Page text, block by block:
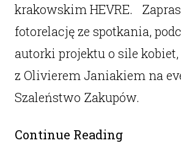
krakowskim HEVRE.
fotorelację ze spotkania,
autorki projektu o sile
z Olivierem Janiakiem na
Szaleństwo Zakupów.
Continue Reading